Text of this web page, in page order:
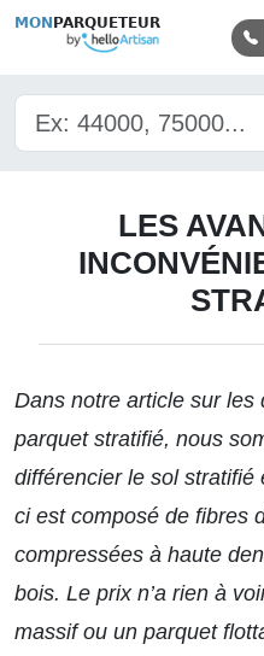
MON PARQUETEUR
LES
Dans notre article sur les
parquet stratifié, nous
différencier le sol stratifié
ci est composé de fibres
compressées à haute
bois. Le prix n’a rien à
massif ou un parquet